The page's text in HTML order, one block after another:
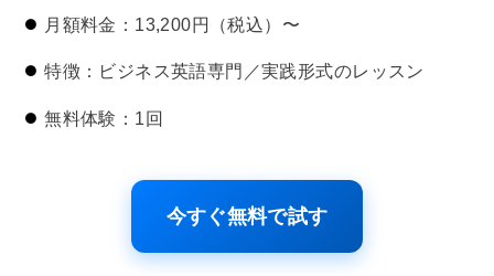
月額料金：13,200円（税込）〜
特徴：ビジネス英語専門／実践形式のレッスン
無料体験：1回
今すぐ無料で試す